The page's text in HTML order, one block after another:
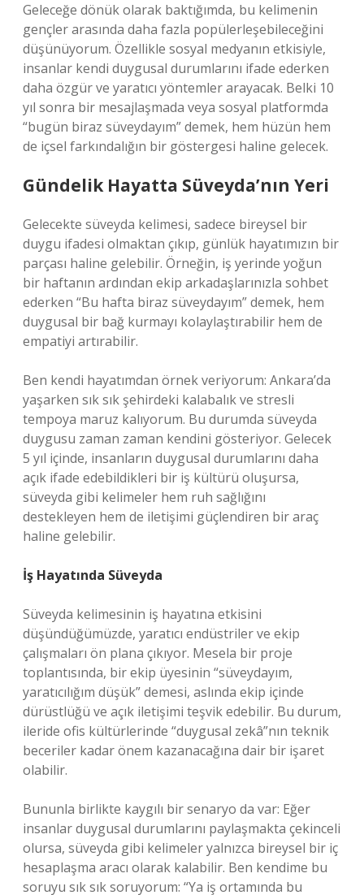
Geleceğe dönük olarak baktığımda, bu kelimenin
gençler arasında daha fazla popülerleşebileceğini
düşünüyorum. Özellikle sosyal medyanın etkisiyle,
insanlar kendi duygusal durumlarını ifade ederken
daha özgür ve yaratıcı yöntemler arayacak. Belki 10
yıl sonra bir mesajlaşmada veya sosyal platformda
“bugün biraz süveydayım” demek, hem hüzün hem
de içsel farkındalığın bir göstergesi haline gelecek.
Gündelik Hayatta Süveyda’nın Yeri
Gelecekte süveyda kelimesi, sadece bireysel bir
duygu ifadesi olmaktan çıkıp, günlük hayatımızın bir
parçası haline gelebilir. Örneğin, iş yerinde yoğun
bir haftanın ardından ekip arkadaşlarınızla sohbet
ederken “Bu hafta biraz süveydayım” demek, hem
duygusal bir bağ kurmayı kolaylaştırabilir hem de
empatiyi artırabilir.
Ben kendi hayatımdan örnek veriyorum: Ankara’da
yaşarken sık sık şehirdeki kalabalık ve stresli
tempoya maruz kalıyorum. Bu durumda süveyda
duygusu zaman zaman kendini gösteriyor. Gelecek
5 yıl içinde, insanların duygusal durumlarını daha
açık ifade edebildikleri bir iş kültürü oluşursa,
süveyda gibi kelimeler hem ruh sağlığını
destekleyen hem de iletişimi güçlendiren bir araç
haline gelebilir.
İş Hayatında Süveyda
Süveyda kelimesinin iş hayatına etkisini
düşündüğümüzde, yaratıcı endüstriler ve ekip
çalışmaları ön plana çıkıyor. Mesela bir proje
toplantısında, bir ekip üyesinin “süveydayım,
yaratıcılığım düşük” demesi, aslında ekip içinde
dürüstlüğü ve açık iletişimi teşvik edebilir. Bu durum,
ileride ofis kültürlerinde “duygusal zekâ”nın teknik
beceriler kadar önem kazanacağına dair bir işaret
olabilir.
Bununla birlikte kaygılı bir senaryo da var: Eğer
insanlar duygusal durumlarını paylaşmakta çekinceli
olursa, süveyda gibi kelimeler yalnızca bireysel bir iç
hesaplaşma aracı olarak kalabilir. Ben kendime bu
soruyu sık sık soruyorum: “Ya iş ortamında bu